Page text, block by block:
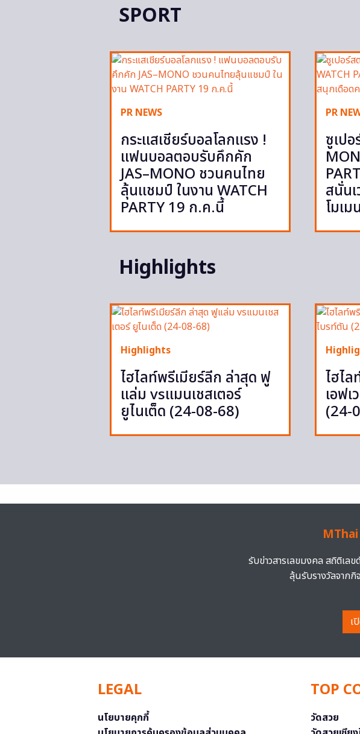
SPORT
PR NEWS
กระแสเชียร์บอลโลกแรง !
แฟนบอลตอบรับคึกคัก
JAS–MONO ชวนคนไทย
ลุ้นแชมป์ ในงาน WATCH
PARTY 19 ก.ค.นี้
PR
ซูเป
สนั่น
โมเ
Highlights
Highlights
ไฮไลท์พรีเมียร์ลีก ล่าสุด ฟู
แล่ม vsแมนเชสเตอร์
ยูไนเต็ด (24-08-68)
ไฮไ
เอฟ
(24-
MThai
รับข่าวสารเลขมงคล สถิติเล
ลุ้นรับรางวัลจาก
เ
LEGAL
นโยบายคุกกี้
TOP
วัดสวย